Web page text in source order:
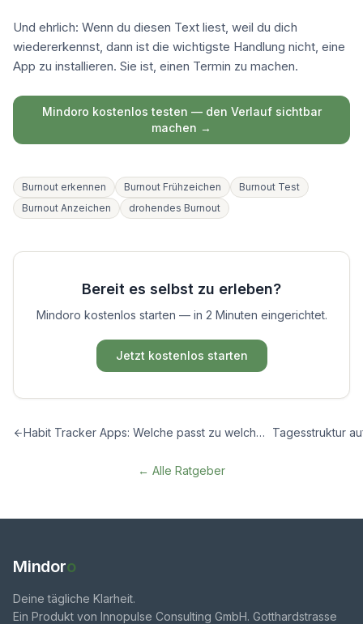
Und ehrlich: Wenn du diesen Text liest, weil du dich
wiedererkennst, dann ist die wichtigste Handlung nicht, eine
App zu installieren. Sie ist, einen Termin zu machen.
Mindoro kostenlos testen — den Verlauf sichtbar
machen →
Burnout erkennen Burnout Frühzeichen
Burnout Test
Burnout Anzeichen
drohendes Burnout
Bereit es selbst zu erleben?
Mindoro kostenlos starten — in 2 Minuten eingerichtet.
Jetzt kostenlos starten
Habit Tracker Apps: Welche passt zu welcher Frage?
← Alle Ratgeber
Mindoro
Deine tägliche Klarheit.
Ein Produkt von Innopulse Consulting GmbH. Gotthardstrasse